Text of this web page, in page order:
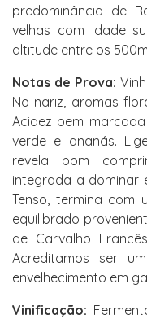
predominância de
velhas com idade
altitude entre os
Notas de Prova:
No nariz, aromas
Acidez bem
verde e ananás.
revela bom
integrada a dominar
Tenso, termina com
equilibrado
de Carvalho
Acreditamos ser
envelhecimento em
Vinificação: